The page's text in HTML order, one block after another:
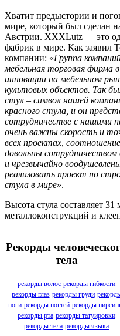
Хватит предыстории и
мире, который был сделан
Австрии. XXXLutz — это
фабрик в мире. Как заявил
компании: «Группа
мебельная торговая фирма
инновации на мебельном
культовых объектов. Так
стул – символ нашей
красного стула, и он
сотрудничестве с нашими
очень важны скорость и
всех проектах,
довольны
и чрезвычайно
реализовать проект по
стула в мире».
Высота стула составляет
металлоконструкций и
Рекорды
тела
рекорды волос рекорды гибкости
рекорды глаз рекорды груди
ноги рекорды ногтей рекорды
рекорды рта рекорды татуировки
рекорды тела рекорды языка